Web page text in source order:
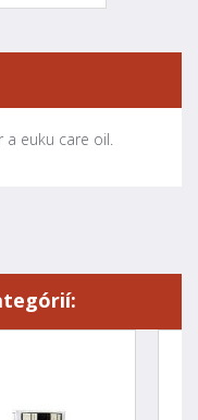
euku care oil.